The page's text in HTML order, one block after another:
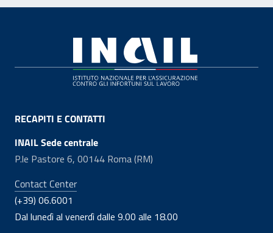
RECAPITI E CONTATTI
INAIL Sede centrale
P.le Pastore 6, 00144 Roma (RM)
Contact Center
(+39) 06.6001
Dal lunedì al venerdì dalle 9.00 alle 18.00